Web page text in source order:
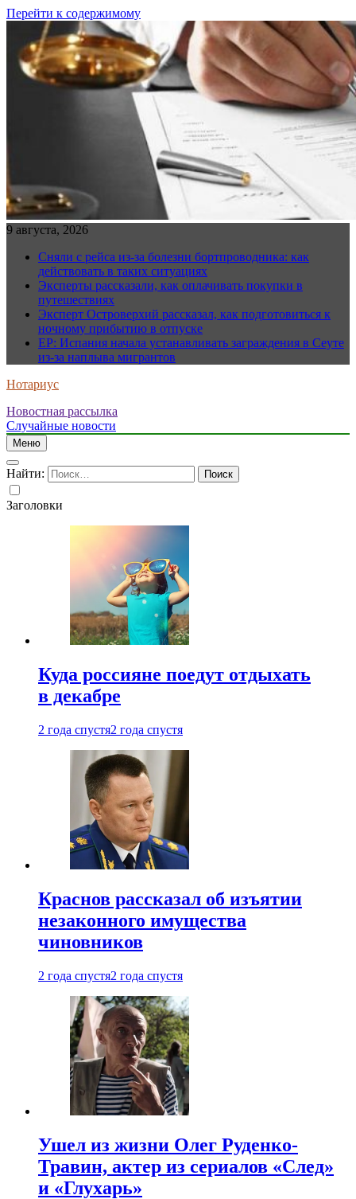
Перейти к содержимому
9 августа, 2026
Сняли с рейса из-за болезни бортпроводника: как
действовать в таких ситуациях
Эксперты рассказали, как оплачивать покупки в
путешествиях
Эксперт Островерхий рассказал, как подготовиться к
ночному прибытию в отпуске
EP: Испания начала устанавливать заграждения в Сеуте
из-за наплыва мигрантов
Нотариус
Новостная рассылка
Случайные новости
Меню
Найти:
Заголовки
Куда россияне поедут отдыхать
в декабре
2 года спустя2 года спустя
Краснов рассказал об изъятии
незаконного имущества
чиновников
2 года спустя2 года спустя
Ушел из жизни Олег Руденко-
Травин, актер из сериалов «След»
и «Глухарь»